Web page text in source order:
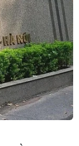
cung cấp
cho các nhóm